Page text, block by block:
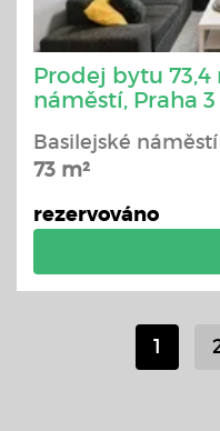
Prodej bytu 73,4
náměstí, Praha
Basilejské náměstí
73 m²
rezervováno
1